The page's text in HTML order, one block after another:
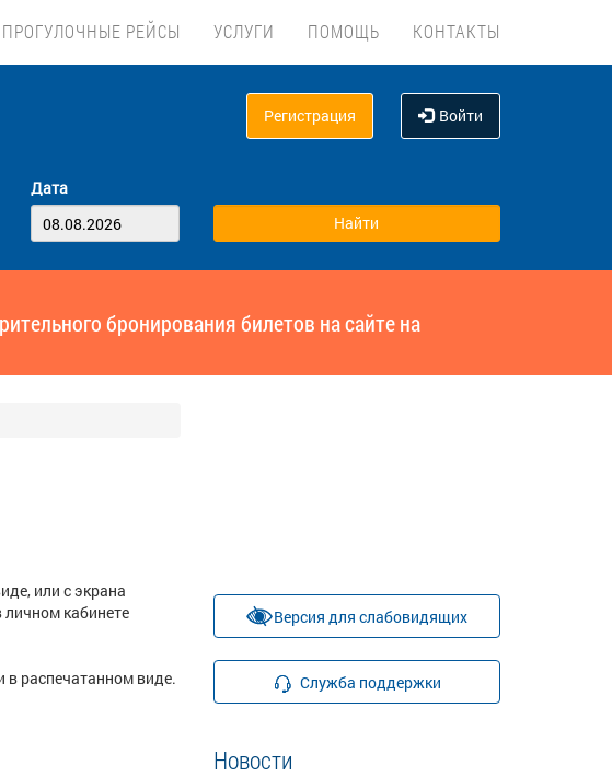
ПРОГУЛОЧНЫЕ РЕЙСЫ УСЛУГИ ПОМОЩЬ КОНТАКТЫ
Регистрация Войти
Дата
бронирования билетов на сайте на
или с экрана
личном кабинете
в распечатанном виде.
Версия для слабовидящих
Служба поддержки
Новости